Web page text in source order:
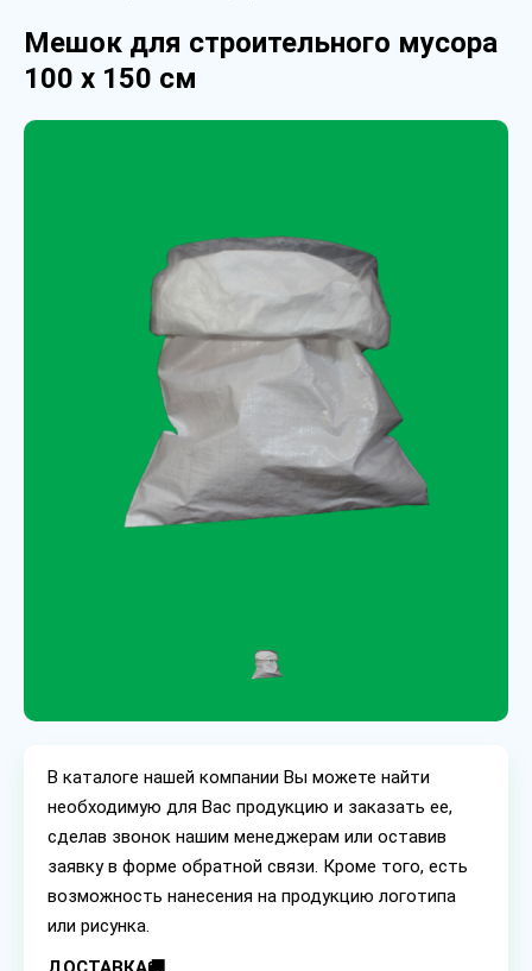
Мешок для строительного мусора
100 х 150 см
В каталоге нашей компании Вы можете найти
необходимую для Вас продукцию и заказать ее,
сделав звонок нашим менеджерам или оставив
заявку в форме обратной связи. Кроме того, есть
возможность нанесения на продукцию логотипа
или рисунка.